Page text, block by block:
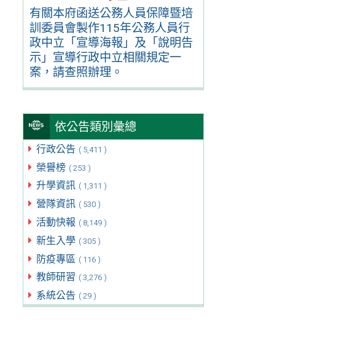
有關本府函送公務人員保障暨培
訓委員會製作115年公務人員行
政中立「宣導海報」及「說明告
示」宣導行政中立相關規定一
案，請查照辦理。
依公告類別彙總
行政公告 ( 5,411 )
榮譽榜 ( 253 )
升學資訊 ( 1,311 )
營隊資訊 ( 530 )
活動快報 ( 8,149 )
新生入學 ( 305 )
防疫專區 ( 116 )
教師研習 ( 3,276 )
系統公告 ( 29 )